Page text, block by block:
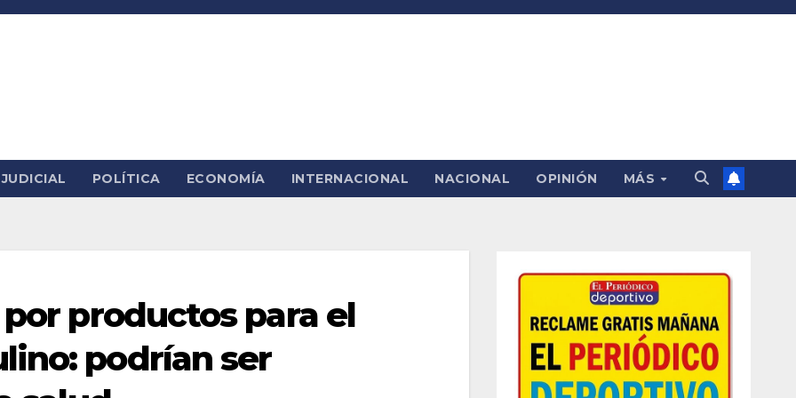
JUDICIAL POLÍTICA ECONOMÍA INTERNACIONAL NACIONAL OPINIÓN MÁS
productos para el
podrían ser